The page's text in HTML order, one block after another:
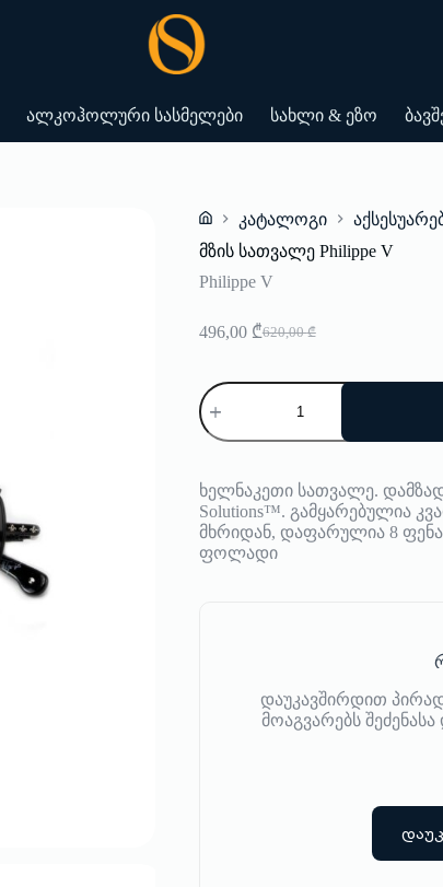
ალკოჰოლური სასმელები სახლი & ეზო
Home
კატალოგი
მზის სათვალე Philippe V
Philippe V
620,00₾
Original
was:
496,00 ₾Current
is:
რაოდენობა:
მზის
სათვალე
ხელნაკეთი სათვალე.
Solutions™. გამყარებულია
მხრიდან, დაფარულია 8 ფენა
ფოლადი
დაუკავშირდით
მოაგვარებს